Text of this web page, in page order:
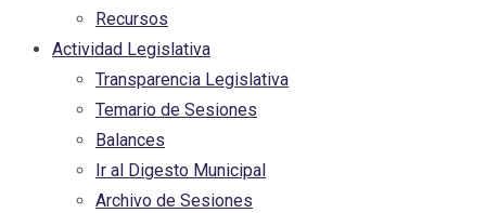
Recursos
Actividad Legislativa
Transparencia Legislativa
Temario de Sesiones
Balances
Ir al Digesto Municipal
Archivo de Sesiones